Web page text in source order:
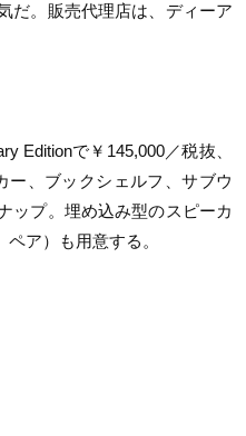
だ。販売代理店は、ディーア
Editionで￥145,000／税抜、
ー、ブックシェルフ、サブウ
ップ。埋め込み型のスピーカ
ア）も用意する。